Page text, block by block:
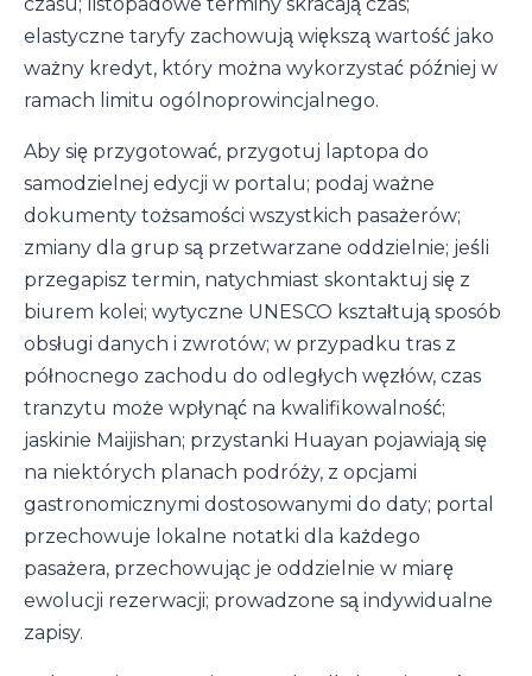
elastyczne taryfy zachowują większą wartość jako
ważny kredyt, który można wykorzystać później w
ramach limitu ogólnoprowincjalnego.
Aby się przygotować, przygotuj laptopa do
samodzielnej edycji w portalu; podaj ważne
dokumenty tożsamości wszystkich pasażerów;
zmiany dla grup są przetwarzane oddzielnie; jeśli
przegapisz termin, natychmiast skontaktuj się z
biurem kolei; wytyczne UNESCO kształtują sposób
obsługi danych i zwrotów; w przypadku tras z
północnego zachodu do odległych węzłów, czas
tranzytu może wpłynąć na kwalifikowalność;
jaskinie Maijishan; przystanki Huayan pojawiają się
na niektórych planach podróży, z opcjami
gastronomicznymi dostosowanymi do daty; portal
przechowuje lokalne notatki dla każdego
pasażera, przechowując je oddzielnie w miarę
ewolucji rezerwacji; prowadzone są indywidualne
zapisy.